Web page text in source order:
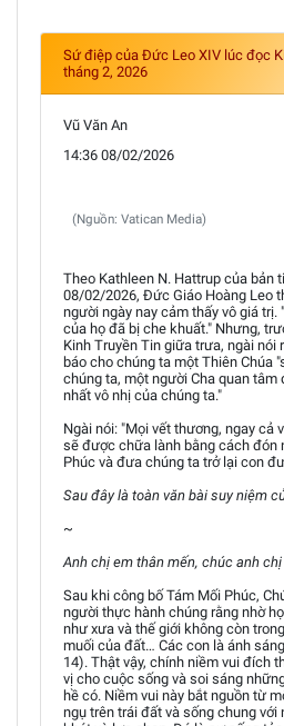
Sứ điệp của Đức Leo XIV lúc đọc
tháng 2, 2026
Vũ Văn An
14:36 08/02/2026
(Nguồn: Vatican Media)
Theo Kathleen N. Hattrup của bản
08/02/2026, Đức Giáo Hoàng Leo
người ngày nay cảm thấy vô giá trị.
của họ đã bị che khuất." Nhưng,
Kinh Truyền Tin giữa trưa, ngài nói
báo cho chúng ta một Thiên Chúa
chúng ta, một người Cha quan
nhất vô nhị của chúng ta."
Ngài nói: "Mọi vết thương, ngay cả
sẽ được chữa lành bằng cách đón
Phúc và đưa chúng ta trở lại con
Sau đây là toàn văn bài suy niệm
~
Anh chị em thân mến, chúc anh
Sau khi công bố Tám Mối Phúc,
người thực hành chúng rằng nhờ
như xưa và thế giới không còn
muối của đất… Các con là ánh
14). Thật vậy, chính niềm vui đích
vị cho cuộc sống và soi sáng
hề có. Niềm vui này bắt nguồn từ
ngụ trên trái đất và sống chung với